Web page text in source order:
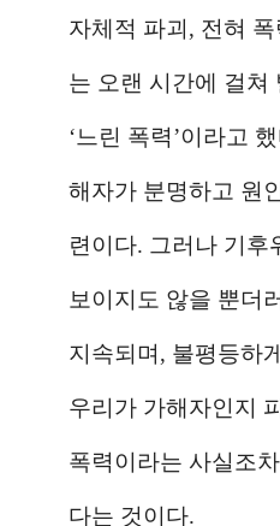
자체적 파괴, 전혀
는 오랜 시간에 걸쳐
‘느린 폭력’이라고
해자가 분명하고 원
련이다. 그러나 기후
보이지도 않을 뿐더
지속되며, 불평등하
우리가 가해자인지
폭력이라는 사실조
다는 것이다.